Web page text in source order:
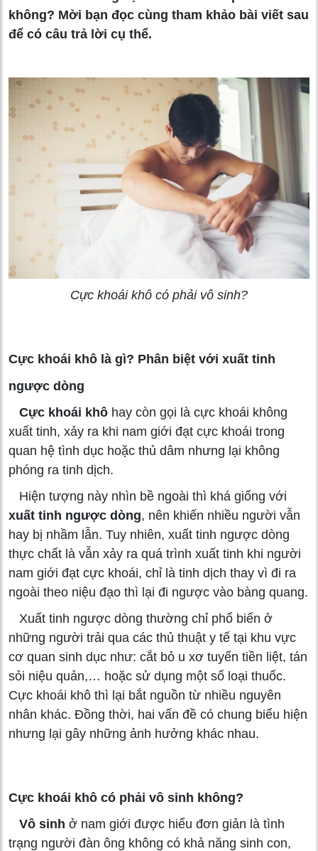
không? Mời bạn đọc cùng tham khảo bài viết sau
để có câu trả lời cụ thể.
Cực khoái khô có phải vô sinh?
Cực khoái khô là gì? Phân biệt với xuất tinh
ngược dòng
Cực khoái khô hay còn gọi là cực khoái không
xuất tinh, xảy ra khi nam giới đạt cực khoái trong
quan hệ tình dục hoặc thủ dâm nhưng lại không
phóng ra tinh dịch.
Hiện tượng này nhìn bề ngoài thì khá giống với
xuất tinh ngược dòng, nên khiến nhiều người vẫn
hay bị nhầm lẫn. Tuy nhiên, xuất tinh ngược dòng
thực chất là vẫn xảy ra quá trình xuất tinh khi người
nam giới đạt cực khoái, chỉ là tinh dịch thay vì đi ra
ngoài theo niệu đạo thì lại đi ngược vào bàng quang.
Xuất tinh ngược dòng thường chỉ phổ biến ở
những người trải qua các thủ thuật y tế tại khu vực
cơ quan sinh dục như: cắt bỏ u xơ tuyến tiền liệt, tán
sỏi niệu quản,… hoặc sử dụng một số loại thuốc.
Cực khoái khô thì lại bắt nguồn từ nhiều nguyên
nhân khác. Đồng thời, hai vấn đề có chung biểu hiện
nhưng lại gây những ảnh hưởng khác nhau.
Cực khoái khô có phải vô sinh không?
Vô sinh ở nam giới được hiểu đơn giản là tình
trạng người đàn ông không có khả năng sinh con,